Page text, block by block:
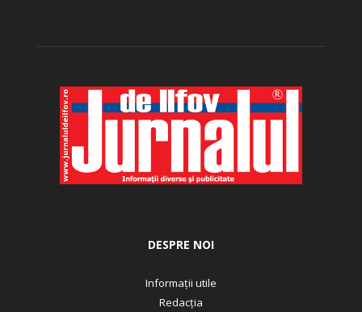
DESPRE NOI
Informații utile
Redacția